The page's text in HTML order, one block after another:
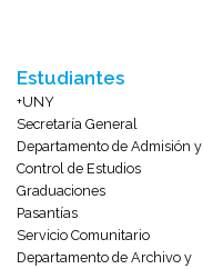
Estudiantes
+UNY
Secretaría General
Departamento de Admisión y
Control de Estudios
Graduaciones
Pasantías
Servicio Comunitario
Departamento de Archivo y